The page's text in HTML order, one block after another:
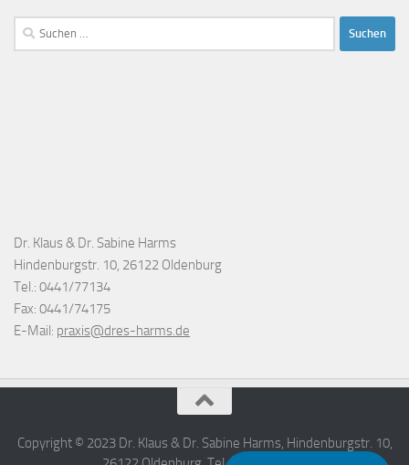
Suchen
nach:
Dr. Klaus & Dr. Sabine Harms
Hindenburgstr. 10, 26122 Oldenburg
Tel.: 0441/77134
Fax: 0441/74175
E-Mail: praxis@dres-harms.de
Copyright © 2023 Dr. Klaus & Dr. Sabine Harms, Hindenburgstr. 10,